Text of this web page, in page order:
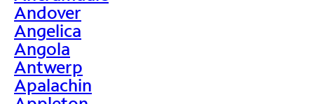
Andover
Angelica
Angola
Antwerp
Apalachin